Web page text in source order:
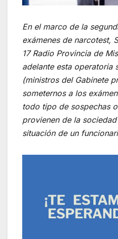
En el marco de la
exámenes de narcotest,
17 Radio Provincia de
adelante esta operatoria
(ministros del Gabinete
someternos a los
todo tipo de sospechas
provienen de la
situación de un